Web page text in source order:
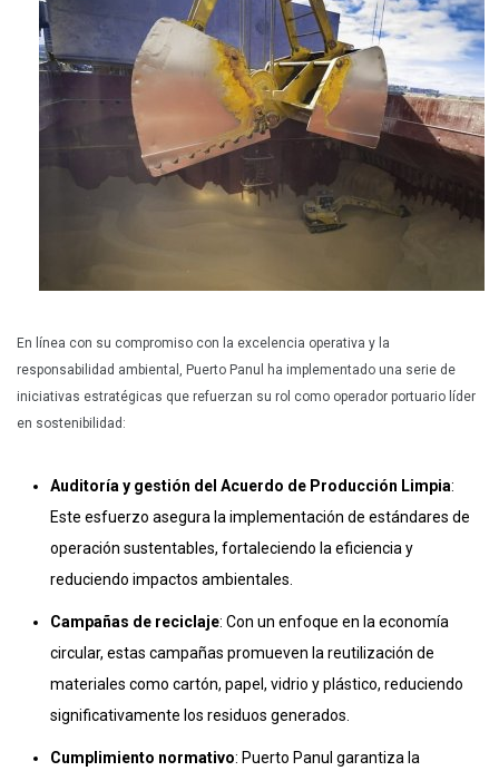
En línea con su compromiso con la excelencia operativa y la
responsabilidad ambiental, Puerto Panul ha implementado una serie de
iniciativas estratégicas que refuerzan su rol como operador portuario líder
en sostenibilidad:
Auditoría y gestión del Acuerdo de Producción Limpia:
Este esfuerzo asegura la implementación de estándares de
operación sustentables, fortaleciendo la eficiencia y
reduciendo impactos ambientales.
Campañas de reciclaje: Con un enfoque en la economía
circular, estas campañas promueven la reutilización de
materiales como cartón, papel, vidrio y plástico, reduciendo
significativamente los residuos generados.
Cumplimiento normativo: Puerto Panul garantiza la